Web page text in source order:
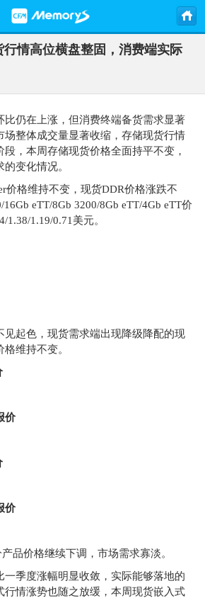
情高位横盘整固，消费端实际
比仍在上涨，但消费终端备货需求显著
场整体成交量显著收缩，存储现货行情
，本周存储现货价格全面持平不变，
变化情况。
价格维持不变，现货DDR价格涨跌不
eTT/8Gb 3200/8Gb eTT/4Gb eTT价
1.38/1.19/0.71美元。
见起色，现货需求端出现降级降配的现
维持不变。
价
价
品价格继续下调，市场需求寡淡。
一季度涨幅明显收敛，实际能够落地的
行情涨势也随之放缓，本周现货嵌入式